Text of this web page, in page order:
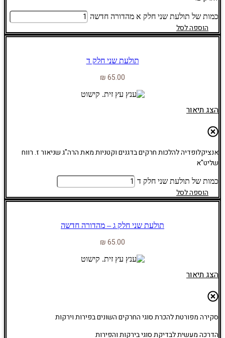
כמות של תולעת שני חלק א מהדורה חדשה
הוספה לסל
תולעת שני חלק ד
₪65.00
הצג תיאור
אנציקלופדיה להלכות חרקים בדגנים וקטניות מאת הרה"ג שניאור ז. רווח
שליט"א
כמות של תולעת שני חלק ד
הוספה לסל
תולעת שני חלק ג – מהדורה חדשה
₪65.00
הצג תיאור
סקירה מפורטת להכרת סוגי החרקים השונים בפירות וירקות
הדרכה מעשית לבדיקת סוגי בירקות והפירות